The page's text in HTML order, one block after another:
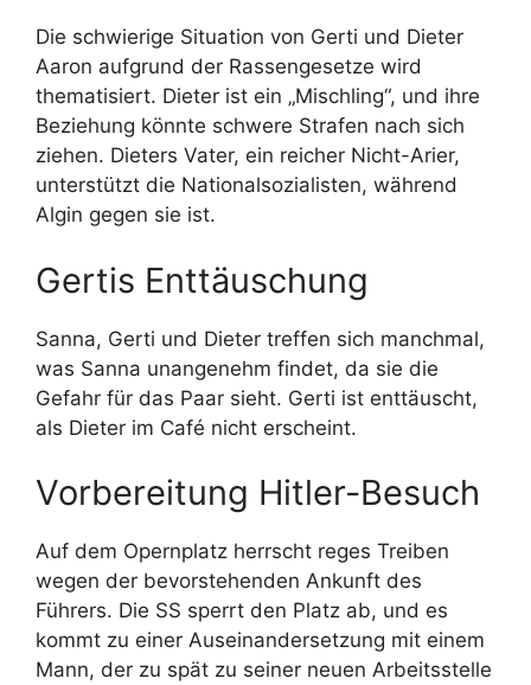
Die schwierige Situation von Gerti und Dieter
Aaron aufgrund der Rassengesetze wird
thematisiert. Dieter ist ein „Mischling“, und ihre
Beziehung könnte schwere Strafen nach sich
ziehen. Dieters Vater, ein reicher Nicht-Arier,
unterstützt die Nationalsozialisten, während
Algin gegen sie ist.
Gertis Enttäuschung
Sanna, Gerti und Dieter treffen sich manchmal,
was Sanna unangenehm findet, da sie die
Gefahr für das Paar sieht. Gerti ist enttäuscht,
als Dieter im Café nicht erscheint.
Vorbereitung Hitler-Besuch
Auf dem Opernplatz herrscht reges Treiben
wegen der bevorstehenden Ankunft des
Führers. Die SS sperrt den Platz ab, und es
kommt zu einer Auseinandersetzung mit einem
Mann, der zu spät zu seiner neuen Arbeitsstelle